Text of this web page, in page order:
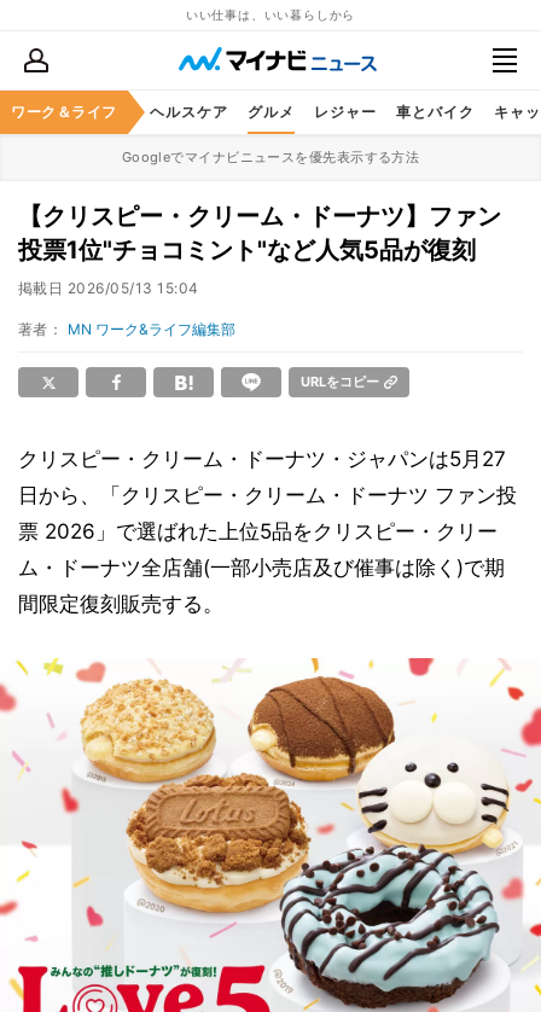
いい仕事は、いい暮らしから
ワーク＆ライフ
マネー 暮らし ヘルスケア グルメ レジャー 車とバイク キャ
Googleでマイナビニュースを優先表示する方法
【クリスピー・クリーム・ドーナツ】ファン
投票1位"チョコミント"など人気5品が復刻
掲載日 2026/05/13 15:04
著者： MN ワーク&ライフ編集部
URLをコピー
クリスピー・クリーム・ドーナツ・ジャパンは5月27
日から、「クリスピー・クリーム・ドーナツ ファン投
票 2026」で選ばれた上位5品をクリスピー・クリー
ム・ドーナツ全店舗(一部小売店及び催事は除く)で期
間限定復刻販売する。